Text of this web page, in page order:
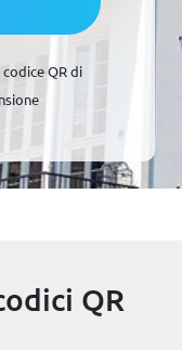
QR di
QR